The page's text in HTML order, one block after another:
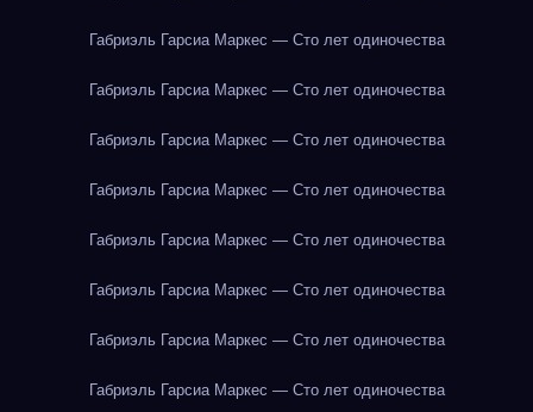
Габриэль Гарсиа Маркес — Сто лет одиночества
Габриэль Гарсиа Маркес — Сто лет одиночества
Габриэль Гарсиа Маркес — Сто лет одиночества
Габриэль Гарсиа Маркес — Сто лет одиночества
Габриэль Гарсиа Маркес — Сто лет одиночества
Габриэль Гарсиа Маркес — Сто лет одиночества
Габриэль Гарсиа Маркес — Сто лет одиночества
Габриэль Гарсиа Маркес — Сто лет одиночества